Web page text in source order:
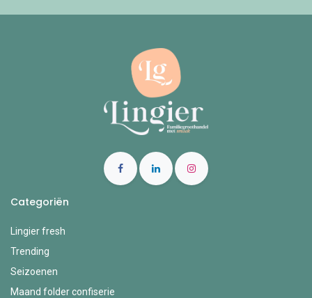
Categoriën
Lingier fresh
Trending
Seizoenen
Maand folder confiserie